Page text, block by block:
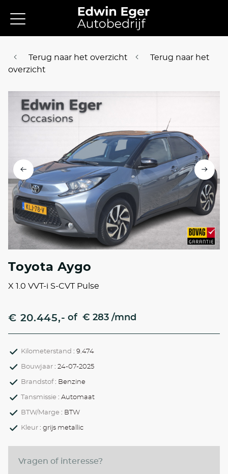
Terug naar het overzicht
Terug naar het
overzicht
Toyota Aygo
X 1.0 VVT-i S-CVT Pulse
€ 20.445,- of € 283 /mnd
Kilometerstand: 9.474
Bouwjaar: 24-07-2025
Brandstof: Benzine
Tansmissie: Automaat
BTW/Marge: BTW
Kleur : grijs metallic
Vragen of interesse?